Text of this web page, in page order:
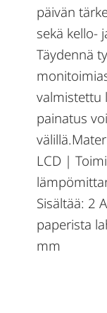
päivän
sekä kello-
Täydennä
valmistettu
painatus
LCD |
Sisältää: 2
paperista
mm